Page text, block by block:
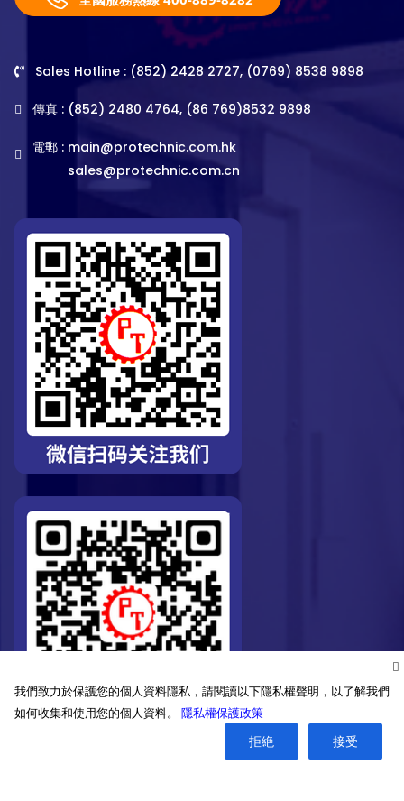
Sales Hotline : (852) 2428 2727, (0769) 8538 9898
傳真 : (852) 2480 4764, (86 769)8532 9898
電郵 : main@protechnic.com.hk
sales@protechnic.com.cn
我們致力於保護您的個人資料隱私，請閱讀以下隱私權聲明，以了解我們
如何收集和使用您的個人資料。 隱私權保護政策
拒絶 接受